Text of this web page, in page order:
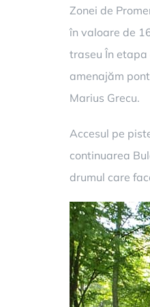
Zonei de
în valoare de
traseu În etapa
amenajăm
Marius Grecu.
Accesul pe
continuarea
drumul care